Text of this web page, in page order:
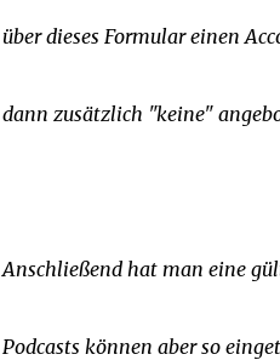
über dieses Formular einen
dann zusätzlich "keine"
Anschließend hat man eine
Podcasts können aber so